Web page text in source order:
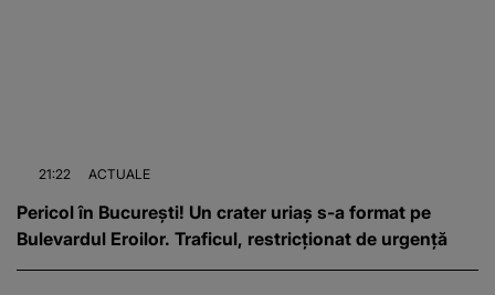
21:22 ACTUALE
Pericol în București! Un crater uriaș s-a format pe
Bulevardul Eroilor. Traficul, restricționat de urgență